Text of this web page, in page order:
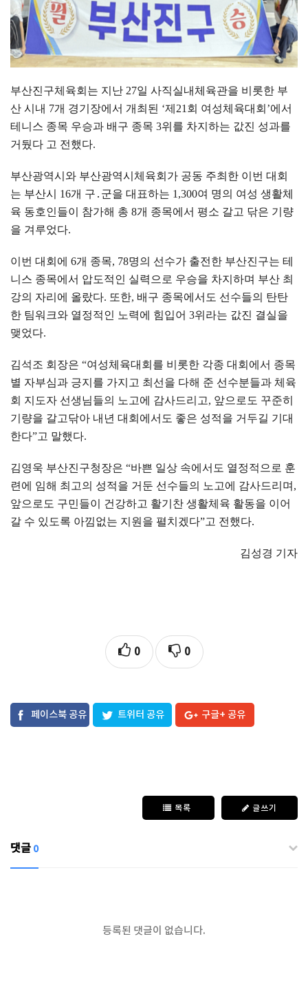
부산진구체육회는 지난 27일 사직실내체육관을 비롯한 부
산 시내 7개 경기장에서 개최된 ‘제 21 회 여성체육대회 ’에서
테니스 종목 우승과 배구 종목 3위를 차지하는 값진 성과를
거뒀다 고 전했다.
부산광역시와 부산광역시체육회가 공동 주최한 이번 대회
는 부산시 16개 구 ․ 군을 대표하는 1,300여 명의 여성 생활체
육 동호인들이 참가해 총 8개 종목에서 평소 갈고 닦은 기량
을 겨루었다.
이번 대회에 6개 종목, 78명의 선수가 출전한 부산진구는 테
니스 종목에서 압도적인 실력으로 우승을 차지하며 부산 최
강의 자리에 올랐다. 또한, 배구 종목에서도 선수들의 탄탄
한 팀워크와 열정적인 노력에 힘입어 3위라는 값진 결실을
맺었다.
김석조 회장은 “여성체육대회를 비롯한 각종 대회에서 종목
별 자부심과 긍지를 가지고 최선을 다해 준 선수분들과 체육
회 지도자 선생님들의 노고에 감사드리고, 앞으로도 꾸준히
기량을 갈고닦아 내년 대회에서도 좋은 성적을 거두길 기대
한다”고 말했다.
김영욱 부산진구청장은 “바쁜 일상 속에서도 열정적으로 훈
련에 임해 최고의 성적을 거둔 선수들의 노고에 감사드리며 ,
앞으로도 구민들이 건강하고 활기찬 생활체육 활동을 이어
갈 수 있도록 아낌없는 지원을 펼치겠다”고 전했다.
김성경 기자
0 0
페이스북 공유 트위터 공유 구글+ 공유
목록 글쓰기
댓글 0
등록된 댓글이 없습니다.